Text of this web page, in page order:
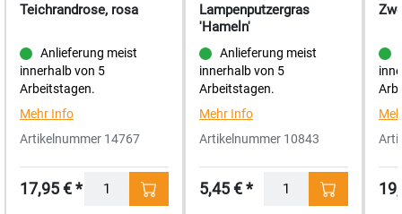
Teichrandrose, rosa
Anlieferung meist
innerhalb von 5
Arbeitstagen.
Mehr Info
Artikelnummer 14767
17,95 € * Menge
Lampenputzergras
'Hameln'
Anlieferung meist
innerhalb von 5
Arbeitstagen.
Mehr Info
Artikelnummer 10843
5,45 € * Menge